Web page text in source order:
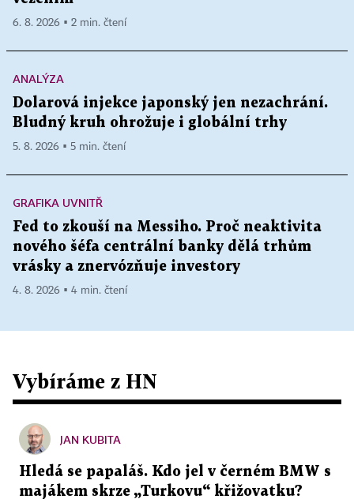
6. 8. 2026 ▪ 2 min. čtení
ANALÝZA
Dolarová injekce japonský jen nezachrání.
Bludný kruh ohrožuje i globální trhy
5. 8. 2026 ▪ 5 min. čtení
GRAFIKA UVNITŘ
Fed to zkouší na Messiho. Proč neaktivita
nového šéfa centrální banky dělá trhům
vrásky a znervózňuje investory
4. 8. 2026 ▪ 4 min. čtení
Vybíráme z HN
JAN KUBITA
Hledá se papaláš. Kdo jel v černém BMW s
majákem skrze „Turkovu“ křižovatku?